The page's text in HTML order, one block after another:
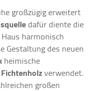
großzügig erweitert
dafür diente die
harmonisch
Gestaltung des neuen
heimische
verwendet.
großen